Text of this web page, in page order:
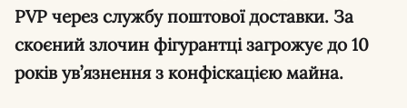
PVP через службу поштової доставки. За
скоєний злочин фігурантці загрожує до 10
років ув’язнення з конфіскацією майна.